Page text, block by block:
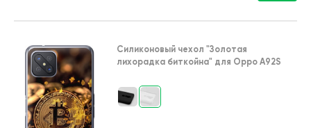
Силиконовый чехол "Золотая
лихорадка биткойна" для Oppo A92S